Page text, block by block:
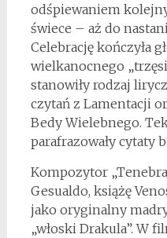
odśpiewaniem
świece – aż do
Celebrację kończyła
wielkanocnego
stanowiły rodzaj
czytań z Lamentacji
Bedy Wielebnego.
parafrazowały cytaty
Kompozytor
Gesualdo, książę
jako oryginalny
„włoski Drakula”. W